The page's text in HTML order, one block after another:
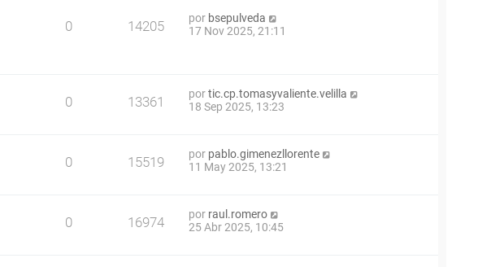
0 14205 por bsepulveda
17 Nov 2025, 21:11
0 13361 portic.cp.tomasyvaliente.velilla
18 Sep 2025, 13:23
0 15519 por pablo.gimenezllorente
11 May 2025, 13:21
0 16974 por raul.romero
25 Abr 2025, 10:45